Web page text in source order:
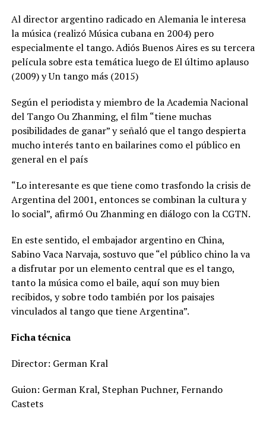
Al director argentino radicado en Alemania le interesa
la música (realizó Música cubana en 2004) pero
especialmente el tango. Adiós Buenos Aires es su tercera
película sobre esta temática luego de El último aplauso
(2009) y Un tango más (2015)
Según el periodista y miembro de la Academia Nacional
del Tango Ou Zhanming, el film “tiene muchas
posibilidades de ganar” y señaló que el tango despierta
mucho interés tanto en bailarines como el público en
general en el país
“Lo interesante es que tiene como trasfondo la crisis de
Argentina del 2001, entonces se combinan la cultura y
lo social”, afirmó Ou Zhanming en diálogo con la CGTN.
En este sentido, el embajador argentino en China,
Sabino Vaca Narvaja, sostuvo que “el público chino la va
a disfrutar por un elemento central que es el tango,
tanto la música como el baile, aquí son muy bien
recibidos, y sobre todo también por los paisajes
vinculados al tango que tiene Argentina”.
Ficha técnica
Director: German Kral
Guion: German Kral, Stephan Puchner, Fernando
Castets